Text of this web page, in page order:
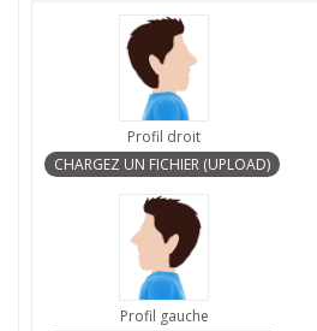
Profil droit
Profil gauche